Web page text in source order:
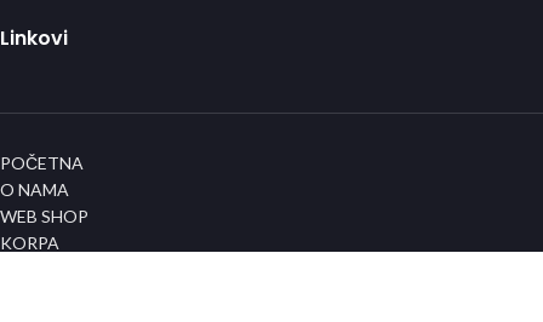
Linkovi
POČETNA
O NAMA
WEB SHOP
KORPA